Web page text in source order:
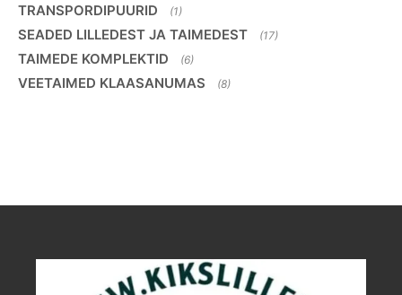
TRANSPORDIPUURID (1)
SEADED LILLEDEST JA TAIMEDEST (17)
TAIMEDE KOMPLEKTID (6)
VEETAIMED KLAASANUMAS (8)